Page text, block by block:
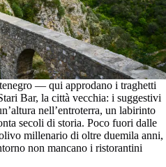
— qui approdano i traghetti
Bar, la città vecchia: i suggestivi
nell’entroterra, un labirinto
secoli di storia. Poco fuori dalle
millenario di oltre duemila anni,
non mancano i ristorantini